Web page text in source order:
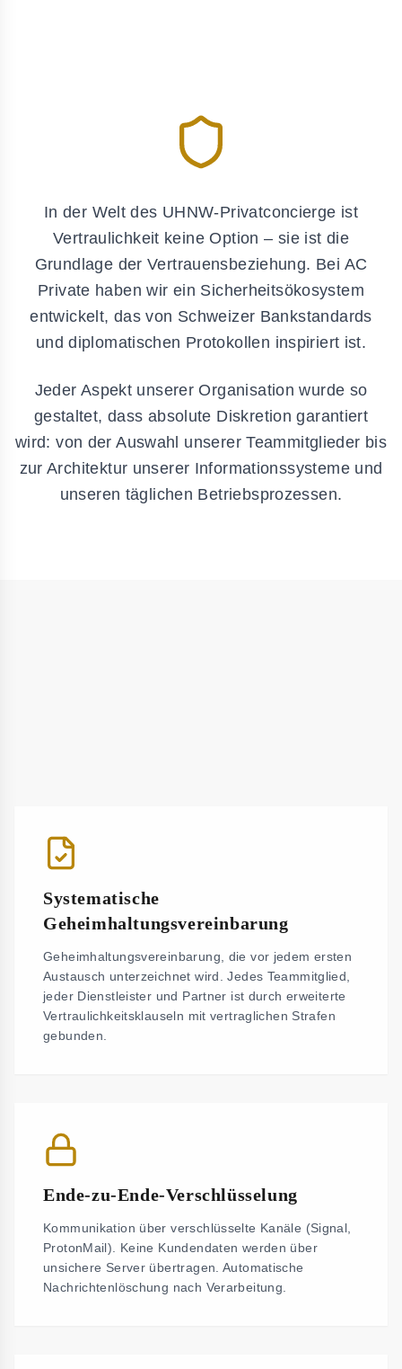
In der Welt des UHNW-Privatconcierge ist
Vertraulichkeit keine Option – sie ist die
Grundlage der Vertrauensbeziehung. Bei AC
Private haben wir ein Sicherheitsökosystem
entwickelt, das von Schweizer Bankstandards
und diplomatischen Protokollen inspiriert ist.
Jeder Aspekt unserer Organisation wurde so
gestaltet, dass absolute Diskretion garantiert
wird: von der Auswahl unserer Teammitglieder bis
zur Architektur unserer Informationssysteme und
unseren täglichen Betriebsprozessen.
Systematische
Geheimhaltungsvereinbarung
Geheimhaltungsvereinbarung, die vor jedem ersten
Austausch unterzeichnet wird. Jedes Teammitglied,
jeder Dienstleister und Partner ist durch erweiterte
Vertraulichkeitsklauseln mit vertraglichen Strafen
gebunden.
Ende-zu-Ende-Verschlüsselung
Kommunikation über verschlüsselte Kanäle (Signal,
ProtonMail). Keine Kundendaten werden über
unsichere Server übertragen. Automatische
Nachrichtenlöschung nach Verarbeitung.